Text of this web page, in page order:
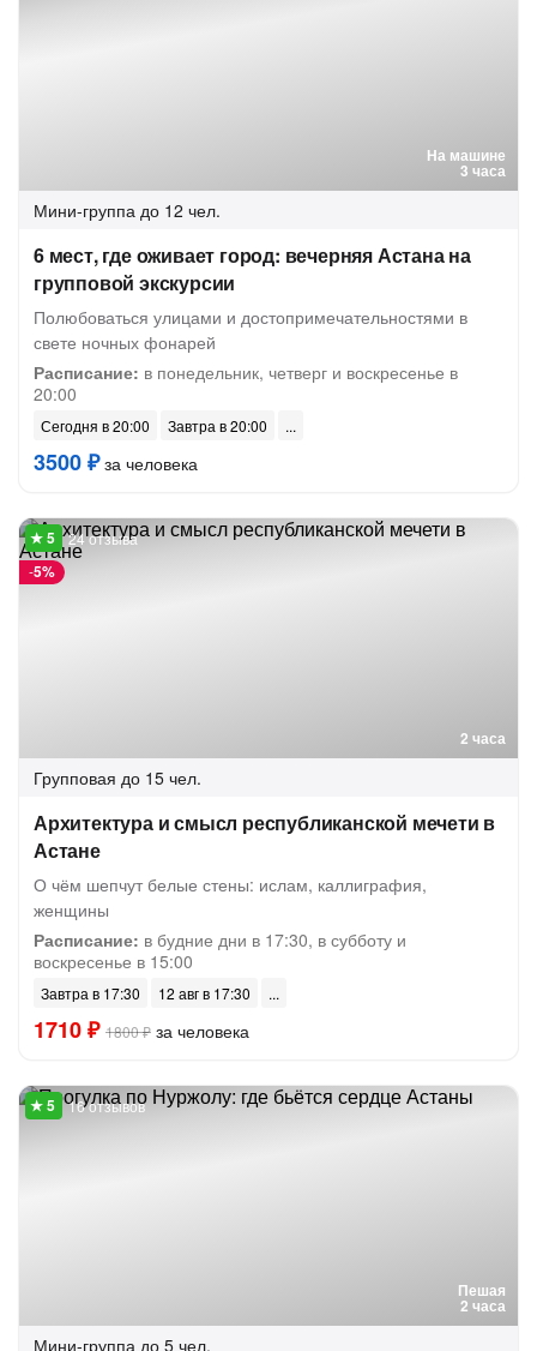
На машине
3 часа
Мини-группа до 12 чел.
6 мест, где оживает город: вечерняя Астана на
групповой экскурсии
Полюбоваться улицами и достопримечательностями в
свете ночных фонарей
Расписание: в понедельник, четверг и воскресенье в
20:00
Сегодня в 20:00 Завтра в 20:00
3500 ₽за человека
2 часа
-5%
24 отзыва
Групповая до 15 чел.
Архитектура и смысл республиканской мечети в
Астане
О чём шепчут белые стены: ислам, каллиграфия,
женщины
Расписание: в будние дни в 17:30, в субботу и
воскресенье в 15:00
Завтра в 17:30 12 авг в 17:30
1710 ₽ 1800 ₽ за человека
Пешая
2 часа
16 отзывов
Мини-группа до 5 чел.